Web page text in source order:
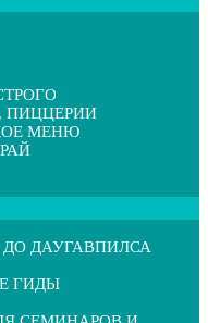
ПИЦЦЕРИИ
МЕНЮ
ДО ДАУГАВПИЛСА
ГИДЫ